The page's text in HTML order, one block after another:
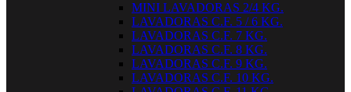
MINI LAVADORAS 2/4 KG.
LAVADORAS C.F. 5 / 6 KG.
LAVADORAS C.F. 7 KG.
LAVADORAS C.F. 8 KG.
LAVADORAS C.F. 9 KG.
LAVADORAS C.F. 10 KG.